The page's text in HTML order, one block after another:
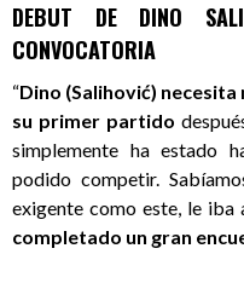
DEBUT DE DINO
CONVOCATORIA
“Dino (Salihović)
su primer partido
simplemente ha estado
podido competir.
exigente como este, le iba
completado un gran